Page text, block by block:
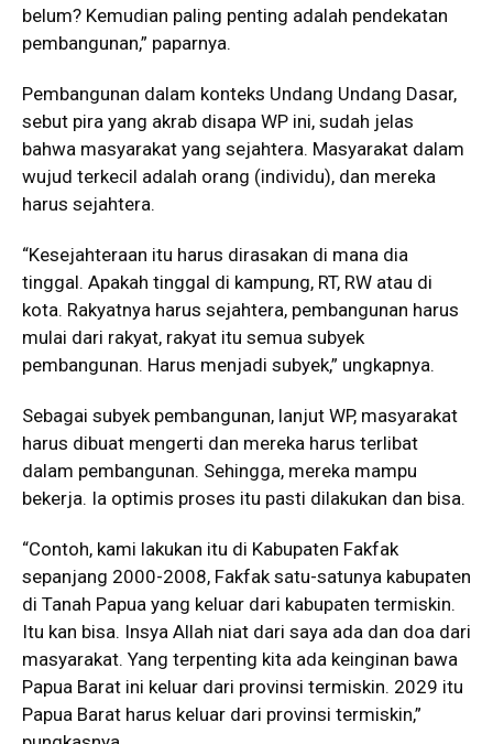
belum? Kemudian paling penting adalah pendekatan
pembangunan,” paparnya.
Pembangunan dalam konteks Undang Undang Dasar,
sebut pira yang akrab disapa WP ini, sudah jelas
bahwa masyarakat yang sejahtera. Masyarakat dalam
wujud terkecil adalah orang (individu), dan mereka
harus sejahtera.
“Kesejahteraan itu harus dirasakan di mana dia
tinggal. Apakah tinggal di kampung, RT, RW atau di
kota. Rakyatnya harus sejahtera, pembangunan harus
mulai dari rakyat, rakyat itu semua subyek
pembangunan. Harus menjadi subyek,” ungkapnya.
Sebagai subyek pembangunan, lanjut WP, masyarakat
harus dibuat mengerti dan mereka harus terlibat
dalam pembangunan. Sehingga, mereka mampu
bekerja. Ia optimis proses itu pasti dilakukan dan bisa.
“Contoh, kami lakukan itu di Kabupaten Fakfak
sepanjang 2000-2008, Fakfak satu-satunya kabupaten
di Tanah Papua yang keluar dari kabupaten termiskin.
Itu kan bisa. Insya Allah niat dari saya ada dan doa dari
masyarakat. Yang terpenting kita ada keinginan bawa
Papua Barat ini keluar dari provinsi termiskin. 2029 itu
Papua Barat harus keluar dari provinsi termiskin,”